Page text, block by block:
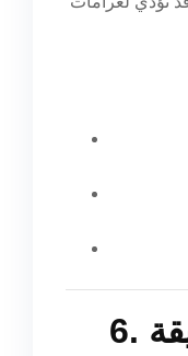
6. إنهاء العقود بطريقة